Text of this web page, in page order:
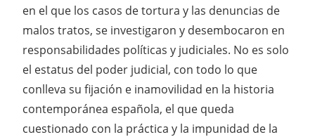
en el que los casos de tortura y las denuncias de
malos tratos, se investigaron y desembocaron en
responsabilidades políticas y judiciales. No es solo
el estatus del poder judicial, con todo lo que
conlleva su fijación e inamovilidad en la historia
contemporánea española, el que queda
cuestionado con la práctica y la impunidad de la